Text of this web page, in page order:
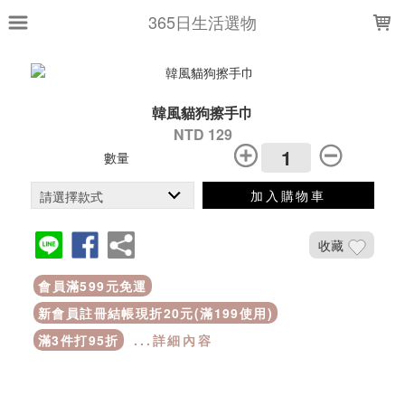
365日生活選物
韓風貓狗擦手巾
NTD 129
數量
加入購物車
收藏
會員滿599元免運
新會員註冊結帳現折20元(滿199使用)
滿3件打95折
...詳細內容